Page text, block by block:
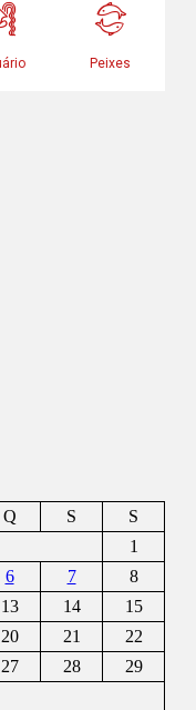
Q S
S
1
6 7
8
13 14
15
20 21
22
27 28
29